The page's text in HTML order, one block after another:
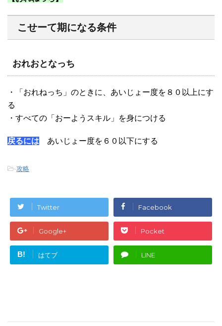
こせーて期になる条件
おれおとなっち
・「おれねっち」のときに、あいじょー度を８０以上にす
る
・すべての「おーようスキル」を身につける
戻るには あいじょー度を６０以下にする
-攻略
Twitter Facebook
Google+ Pocket
B! はてブ LINE